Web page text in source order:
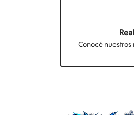
Conocé